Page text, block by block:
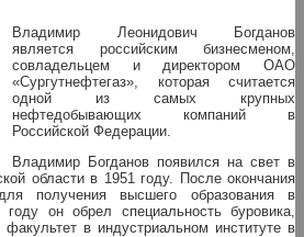
Владимир Леонидович Богданов
является российским бизнесменом,
совладельцем и директором ОАО
«Сургутнефтегаз», которая считается
одной из самых крупных
нефтедобывающих компаний в
Российской Федерации.
Владимир Богданов появился на свет в
области в 1951 году. После окончания
получения высшего образования в
он обрел специальность буровика,
в индустриальном институте в